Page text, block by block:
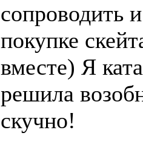
сопроводить
покупке
вместе) Я
решила
скучно!